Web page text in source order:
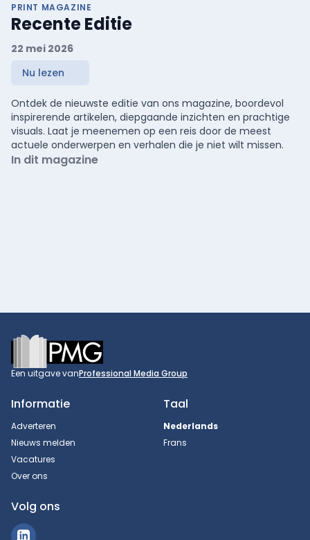
PRINT MAGAZINE
Recente Editie
22 mei 2026
Nu lezen
Ontdek de nieuwste editie van ons magazine, boordevol
inspirerende artikelen, diepgaande inzichten en prachtige
visuals. Laat je meenemen op een reis door de meest
actuele onderwerpen en verhalen die je niet wilt missen.
In dit magazine
Footer
Een uitgave vanProfessional Media Group
Informatie
Adverteren
Nieuws melden
Vacatures
Over ons
Taal
Nederlands
Frans
Volg ons